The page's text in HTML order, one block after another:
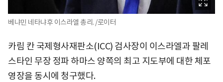
베냐민 네타냐후 이스라엘 총리. /로이터
카림 칸 국제형사재판소(ICC) 검사장이 이스라엘과 팔레
스타인 무장 정파 하마스 양쪽의 최고 지도부에 대한 체포
영장을 동시에 청구했다.